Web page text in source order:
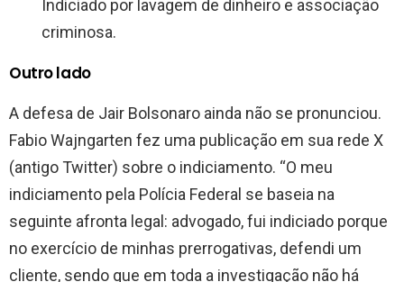
Indiciado por lavagem de dinheiro e associação
criminosa.
Outro lado
A defesa de Jair Bolsonaro ainda não se pronunciou.
Fabio Wajngarten fez uma publicação em sua rede X
(antigo Twitter) sobre o indiciamento. “O meu
indiciamento pela Polícia Federal se baseia na
seguinte afronta legal: advogado, fui indiciado porque
no exercício de minhas prerrogativas, defendi um
cliente, sendo que em toda a investigação não há